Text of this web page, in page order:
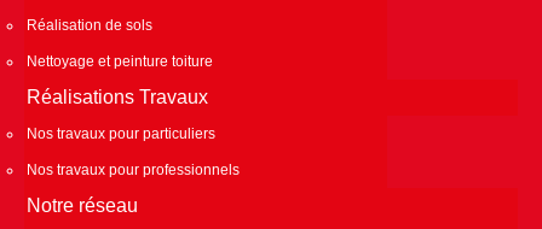
Réalisation de sols
Nettoyage et peinture toiture
Réalisations Travaux
Nos travaux pour particuliers
Nos travaux pour professionnels
Notre réseau